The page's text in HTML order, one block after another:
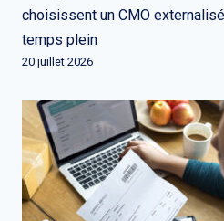
choisissent un CMO
temps plein
20 juillet 2026